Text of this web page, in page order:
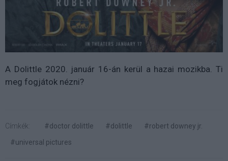
A Dolittle 2020. január 16-án kerül a hazai mozikba. Ti
meg fogjátok nézni?
Címkék: #doctor dolittle #dolittle
#robert downey jr.
#universal pictures